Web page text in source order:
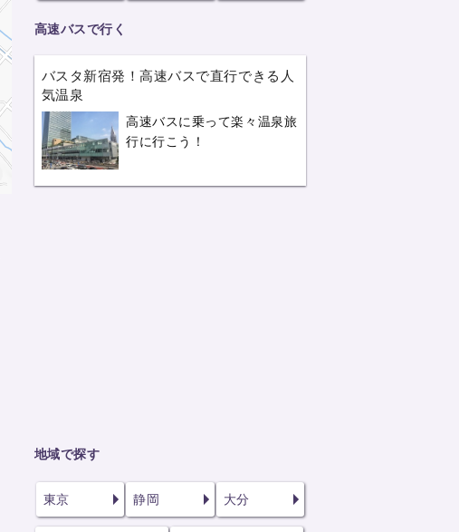
高速バスで行く
バスタ新宿発！高速バスで直行できる人
気温泉
高速バスに乗って楽々温泉旅
行に行こう！
地域で探す
東京 静岡 大分